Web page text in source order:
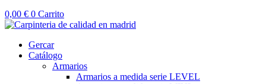
0,00 € 0 Carrito
Gercar
Catálogo
Armarios
Armarios a medida serie LEVEL